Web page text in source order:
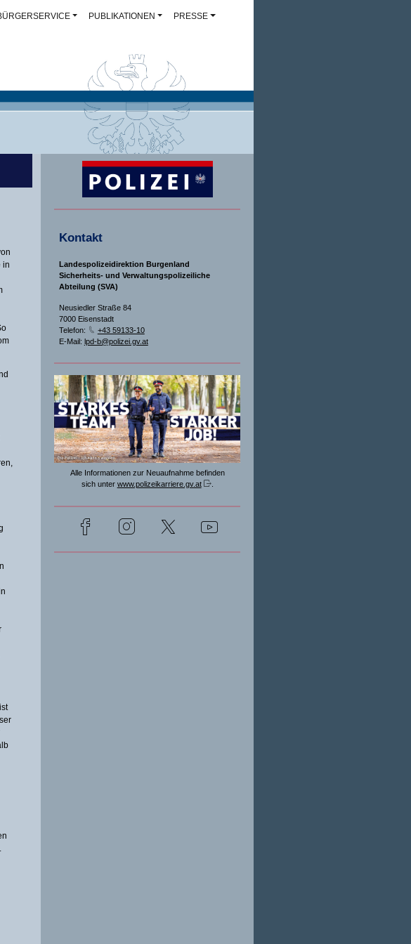
PUBLIKATIONEN PRESSE
in
Kontakt
Landespolizeidirektion Burgenland
Sicherheits- und Verwaltungspolizeiliche
Abteilung (SVA)
Neusiedler Straße 84
7000 Eisenstadt
Telefon:
+43 59133-10
E-Mail: lpd-b@polizei.gv.at
Alle Informationen zur Neuaufnahme befinden
sich unter www.polizeikarriere.gv.at .